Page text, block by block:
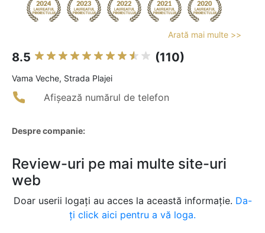
Arată mai multe >>
8.5 (110)
Vama Veche, Strada Plajei
Afișează numărul de telefon
Despre companie:
Review-uri pe mai multe site-uri
web
Doar userii logați au acces la această informație. Da-
ți click aici pentru a vă loga.